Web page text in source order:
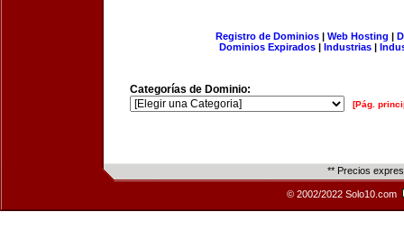
Registro de Dominios| Web Hosting |
Dominios Expirados | Industrias |
Categorías de Dominio:
[Pág.
** Precios
© 2002/2022 Solo10.com